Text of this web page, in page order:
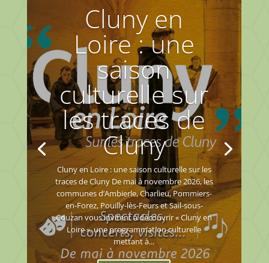
Cluny en
Loire : une
saison
culturelle sur
les traces de
Cluny
Cluny en Loire : une saison culturelle sur les
traces de Cluny De mai à novembre 2026, les
communes d’Ambierle, Charlieu, Pommiers-
en-Forez, Pouilly-lès-Feurs et Sail-sous-
Couzan vous invitent à découvrir « Cluny en
Loire », une programmation culturelle
mettant à...